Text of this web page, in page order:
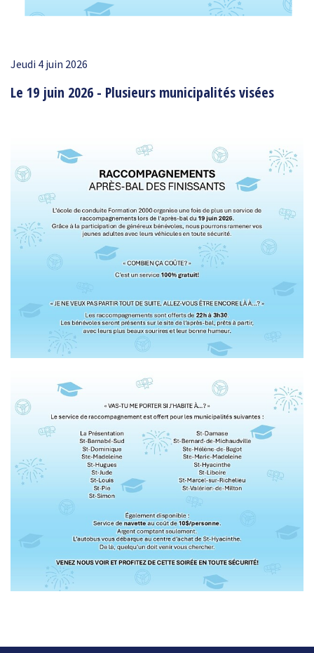
Jeudi 4 juin 2026
Le 19 juin 2026 - Plusieurs municipalités visées